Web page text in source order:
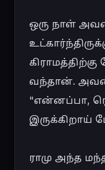
ஒரு நாள்
கிராமத்திற்கு
வந்தான்.
"என்னப்பா,
இருக்கிறாய்
ராமு அந்த